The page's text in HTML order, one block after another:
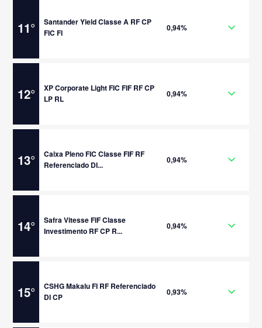
11°
Santander Yield Classe A RF CP
FIC FI
0,94%
12°
XP Corporate Light FIC FIF RF CP
LP RL
0,94%
13°
Caixa Pleno FIC Classe FIF RF
Referenciado DI...
0,94%
14°
Safra Vitesse FIF Classe
Investimento RF CP R...
0,94%
15°
CSHG Makalu FI RF Referenciado
DI CP
0,93%